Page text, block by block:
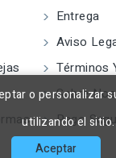
Entrega
Aviso
Términos
Sobre
Pago
o
utilizando el sitio.
Aceptar